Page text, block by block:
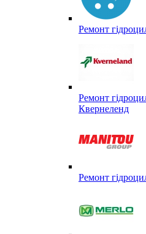
Ремонт
Ремонт
Квернеленд
Ремонт